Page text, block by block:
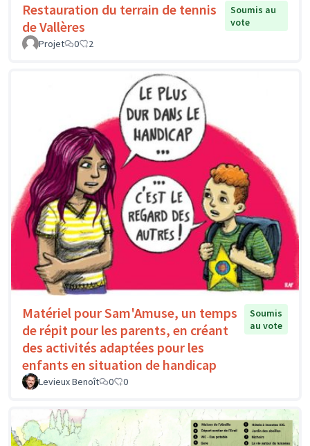
Restauration du terrain de tennis
de Vallères
Soumis au
vote
Projet
0 2
Matériel pour Sam'Amuse, un temps
de répit pour les parents, en créant
des activités adaptées pour les
enfants en situation de handicap
Soumis
au vote
Levieux Benoît 0 0